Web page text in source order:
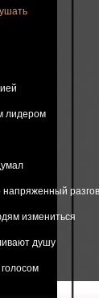
с
лидером
измениться
душу